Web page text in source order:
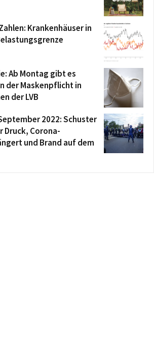
Krankenhäuser in
Ab Montag gibt es
der Maskenpflicht in
der LVB
2022: Schuster
Druck, Corona-
und Brand auf dem